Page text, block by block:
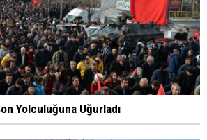
Yolculuğuna Uğurladı